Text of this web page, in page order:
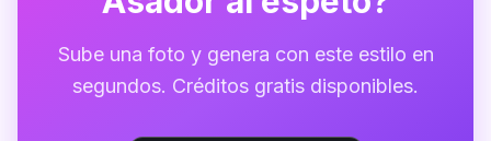
Sube una foto y genera con este estilo en
segundos. Créditos gratis disponibles.